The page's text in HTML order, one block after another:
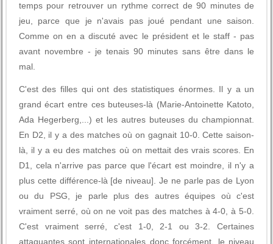
temps pour retrouver un rythme correct de 90 minutes de
jeu, parce que je n'avais pas joué pendant une saison.
Comme on en a discuté avec le président et le staff - pas
avant novembre - je tenais 90 minutes sans être dans le
mal.
C'est des filles qui ont des statistiques énormes. Il y a un
grand écart entre ces buteuses-là (Marie-Antoinette Katoto,
Ada Hegerberg,...) et les autres buteuses du championnat.
En D2, il y a des matches où on gagnait 10-0. Cette saison-
là, il y a eu des matches où on mettait des vrais scores. En
D1, cela n'arrive pas parce que l'écart est moindre, il n'y a
plus cette différence-là [de niveau]. Je ne parle pas de Lyon
ou du PSG, je parle plus des autres équipes où c'est
vraiment serré, où on ne voit pas des matches à 4-0, à 5-0.
C'est vraiment serré, c'est 1-0, 2-1 ou 3-2. Certaines
attaquantes sont internationales donc forcément, le niveau